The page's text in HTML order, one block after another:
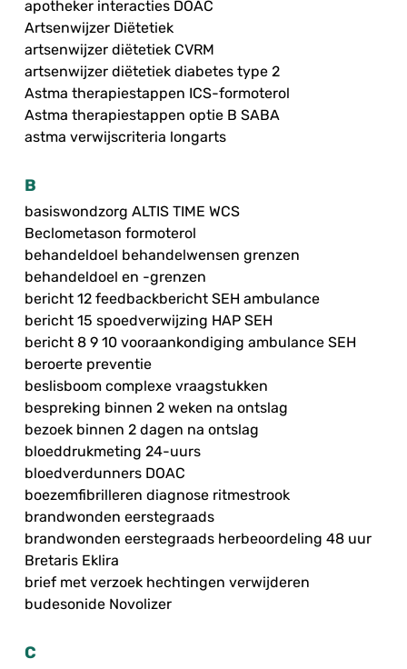
apotheker interacties DOAC
Artsenwijzer Diëtetiek
artsenwijzer diëtetiek CVRM
artsenwijzer diëtetiek diabetes type 2
Astma therapiestappen ICS-formoterol
Astma therapiestappen optie B SABA
astma verwijscriteria longarts
B
basiswondzorg ALTIS TIME WCS
Beclometason formoterol
behandeldoel behandelwensen grenzen
behandeldoel en -grenzen
bericht 12 feedbackbericht SEH ambulance
bericht 15 spoedverwijzing HAP SEH
bericht 8 9 10 vooraankondiging ambulance SEH
beroerte preventie
beslisboom complexe vraagstukken
bespreking binnen 2 weken na ontslag
bezoek binnen 2 dagen na ontslag
bloeddrukmeting 24-uurs
bloedverdunners DOAC
boezemfibrilleren diagnose ritmestrook
brandwonden eerstegraads
brandwonden eerstegraads herbeoordeling 48 uur
Bretaris Eklira
brief met verzoek hechtingen verwijderen
budesonide Novolizer
C